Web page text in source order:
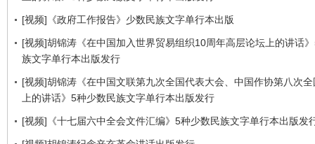
[视频]《政府工作报告》少数民族文字单行本出版
[视频]胡锦涛《在中国加入世界贸易组织10周年高层论坛上的讲话
族文字单行本出版发行
[视频]胡锦涛《在中国文联第九次全国代表大会、中国作协第八次
上的讲话》5种少数民族文字单行本出版发行
[视频]《十七届六中全会文件汇编》5种少数民族文字单行本出版发